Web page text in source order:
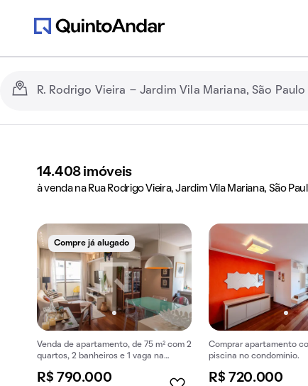
14.408 imóveis
à venda na Rua Rodrigo Vieira, Jardim Vila Mariana, São
Compre já alugado
Venda de apartamento, de 75 m² com 2
quartos, 2 banheiros e 1 vaga na
R$ 790.000
Comprar apartamento
piscina no condomínio.
R$ 720.000